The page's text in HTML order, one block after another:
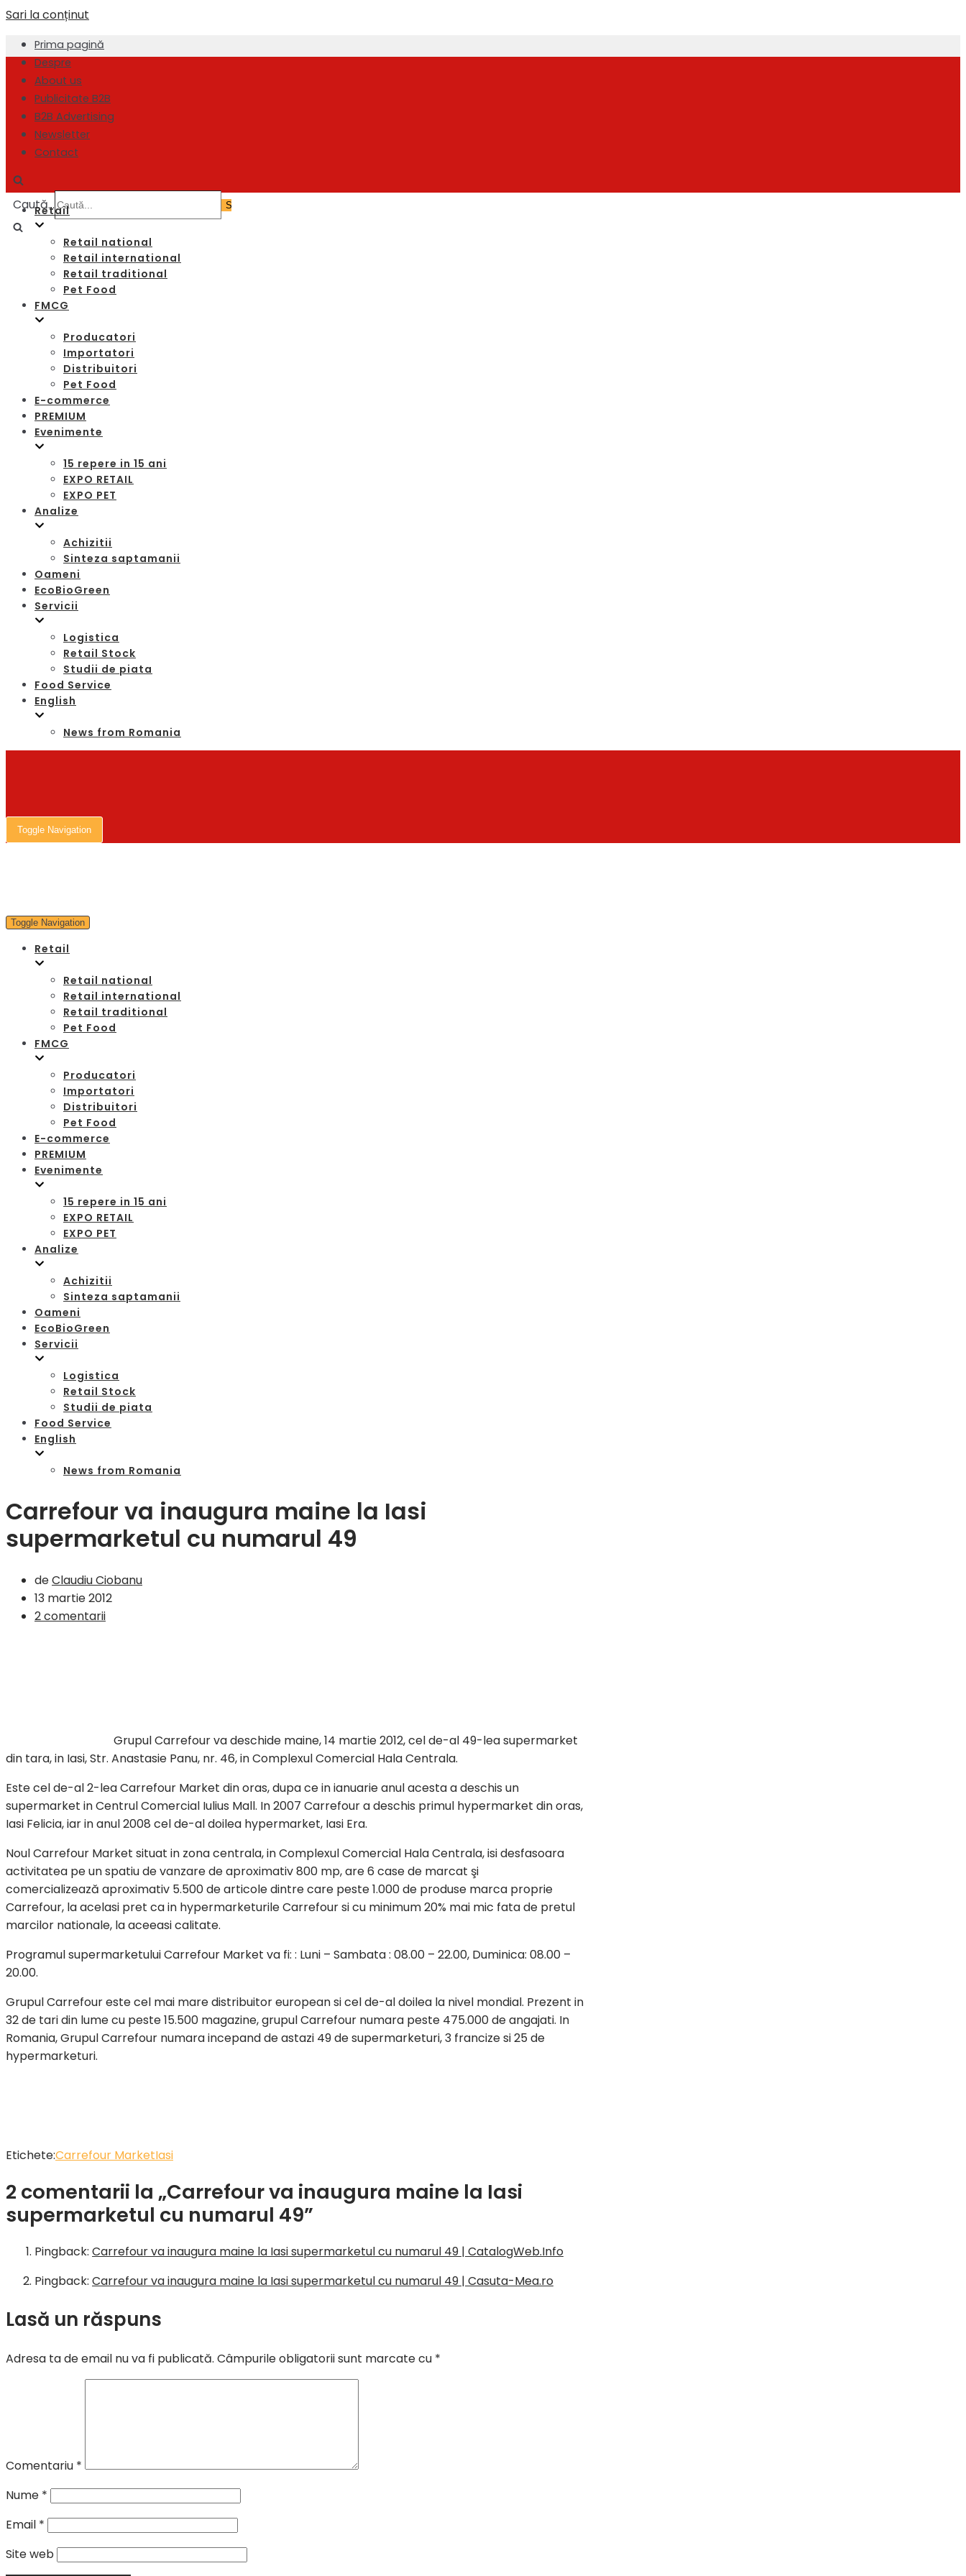
Sari la conținut
Prima pagină
Despre
About us
Publicitate B2B
B2B Advertising
Newsletter
Contact
Caută...
Retail
Retail national
Retail international
Retail traditional
Pet Food
FMCG
Producatori
Importatori
Distribuitori
Pet Food
E-commerce
PREMIUM
Evenimente
15 repere in 15 ani
EXPO RETAIL
EXPO PET
Analize
Achizitii
Sinteza saptamanii
Oameni
EcoBioGreen
Servicii
Logistica
Retail Stock
Studii de piata
Food Service
English
News from Romania
Toggle Navigation
Toggle Navigation
Retail
Retail national
Retail international
Retail traditional
Pet Food
FMCG
Producatori
Importatori
Distribuitori
Pet Food
E-commerce
PREMIUM
Evenimente
15 repere in 15 ani
EXPO RETAIL
EXPO PET
Analize
Achizitii
Sinteza saptamanii
Oameni
EcoBioGreen
Servicii
Logistica
Retail Stock
Studii de piata
Food Service
English
News from Romania
Carrefour va inaugura maine la Iasi
supermarketul cu numarul 49
deClaudiu Ciobanu
13 martie 2012
2 comentarii
Grupul Carrefour va deschide maine, 14 martie 2012, cel de-al 49-lea supermarket
din tara, in Iasi, Str. Anastasie Panu, nr. 46, in Complexul Comercial Hala Centrala.
Este cel de-al 2-lea Carrefour Market din oras, dupa ce in ianuarie anul acesta a deschis un
supermarket in Centrul Comercial Iulius Mall. In 2007 Carrefour a deschis primul hypermarket din oras,
Iasi Felicia, iar in anul 2008 cel de-al doilea hypermarket, Iasi Era.
Noul Carrefour Market situat in zona centrala, in Complexul Comercial Hala Centrala, isi desfasoara
activitatea pe un spatiu de vanzare de aproximativ 800 mp, are 6 case de marcat şi
comercializează aproximativ 5.500 de articole dintre care peste 1.000 de produse marca proprie
Carrefour, la acelasi pret ca in hypermarketurile Carrefour si cu minimum 20% mai mic fata de pretul
marcilor nationale, la aceeasi calitate.
Programul supermarketului Carrefour Market va fi: : Luni – Sambata : 08.00 – 22.00, Duminica: 08.00 –
20.00.
Grupul Carrefour este cel mai mare distribuitor european si cel de-al doilea la nivel mondial. Prezent in
32 de tari din lume cu peste 15.500 magazine, grupul Carrefour numara peste 475.000 de angajati. In
Romania, Grupul Carrefour numara incepand de astazi 49 de supermarketuri, 3 francize si 25 de
hypermarketuri.
Etichete:Carrefour MarketIasi
2 comentarii la „Carrefour va inaugura maine la Iasi
supermarketul cu numarul 49”
Pingback: Carrefour va inaugura maine la Iasi supermarketul cu numarul 49 | CatalogWeb.Info
Pingback: Carrefour va inaugura maine la Iasi supermarketul cu numarul 49 | Casuta-Mea.ro
Lasă un răspuns
Adresa ta de email nu va fi publicată. Câmpurile obligatorii sunt marcate cu *
Comentariu *
Nume *
Email *
Site web